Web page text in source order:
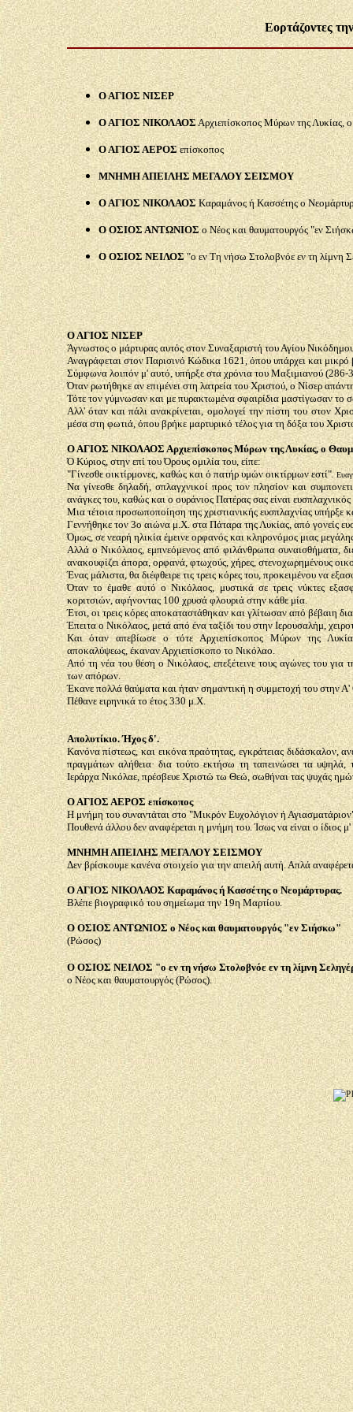
Εορτάζοντες
Ο ΑΓΙΟΣ ΝΙΣΕΡ
Ο ΑΓΙΟΣ ΝΙΚΟΛΑΟΣΑρχιεπίσκοπος Μύρων της Λυκίας,
Ο ΑΓΙΟΣ ΑΕΡΟΣεπίσκοπος
ΜΝΗΜΗ ΑΠΕΙΛΗΣ ΜΕΓΑΛΟΥ ΣΕΙΣΜΟΥ
Ο ΑΓΙΟΣ ΝΙΚΟΛΑΟΣΚαραμάνος ή Κασσέτης ο
Ο ΟΣΙΟΣ ΑΝΤΩΝΙΟΣο Νέος και θαυματουργός "εν
Ο ΟΣΙΟΣ ΝΕΙΛΟΣ"ο εν Tη νήσω Στολοβνόε εν τη λίμνη
Ο ΑΓΙΟΣ ΝΙΣΕΡ
Άγνωστος ο μάρτυρας αυτός στον Συναξαριστή του Αγίου
Αναγράφεται στον Παρισινό Κώδικα 1621, όπου υπάρχει και
Σύμφωνα λοιπόν μ' αυτό, υπήρξε στα χρόνια του Μαξιμιανού (286-
Όταν ρωτήθηκε αν επιμένει στη λατρεία του Χριστού, ο Νίσερ
Τότε τον γύμνωσαν και με πυρακτωμένα σφαιρίδια μαστίγωσαν το
Αλλ' όταν και πάλι ανακρίνεται, ομολογεί την πίστη του στον
μέσα στη φωτιά, όπου βρήκε μαρτυρικό τέλος για τη δόξα του
Ο ΑΓΙΟΣ ΝΙΚΟΛΑΟΣ Αρχιεπίσκοπος Μύρων της Λυκίας, ο
Ό Κύριος, στην επί του Όρους ομιλία του, είπε:
"Γίνεσθε οικτίρμονες, καθώς και ό πατήρ υμών οικτίρμων εστί".
Να γίνεσθε δηλαδή, σπλαγχνικοί προς τον πλησίον και
ανάγκες του, καθώς και ο ουράνιος Πατέρας σας είναι
Μια τέτοια προσωποποίηση της χριστιανικής ευσπλαχνίας υπήρξε
Γεννήθηκε τον 3ο αιώνα μ.Χ. στα Πάταρα της Λυκίας, από γονείς
Όμως, σε νεαρή ηλικία έμεινε ορφανός και κληρονόμος μιας
Αλλά ο Νικόλαος, εμπνεόμενος από φιλάνθρωπα συναισθήματα,
ανακουφίζει άπορα, ορφανά, φτωχούς, χήρες, στενοχωρημένους
Ένας μάλιστα, θα διέφθειρε τις τρεις κόρες του, προκειμένου να
Όταν το έμαθε αυτό ο Νικόλαος, μυστικά σε τρεις νύκτες
κοριτσιών, αφήνοντας 100 χρυσά φλουριά στην κάθε μία.
Έτσι, οι τρεις κόρες αποκαταστάθηκαν και γλίτωσαν από βέβαιη
Έπειτα ο Νικόλαος, μετά από ένα ταξίδι του στην Ιερουσαλήμ,
Και όταν απεβίωσε ο τότε Αρχιεπίσκοπος Μύρων της
αποκαλύψεως, έκαναν Αρχιεπίσκοπο το Νικόλαο.
Από τη νέα του θέση ο Νικόλαος, επεξέτεινε τους αγώνες του
των απόρων.
Έκανε πολλά θαύματα και ήταν σημαντική η συμμετοχή του στην
Πέθανε ειρηνικά το έτος 330 μ.Χ.
Απολυτίκιο. Ήχος δ'.
Κανόνα πίστεως, και εικόνα πραότητας, εγκράτειας διδάσκαλον,
πραγμάτων αλήθεια· δια τούτο εκτήσω τη ταπεινώσει τα υψηλά,
Ιεράρχα Νικόλαε, πρέσβευε Χριστώ τω Θεώ, σωθήναι τας ψυχάς
Ο ΑΓΙΟΣ ΑΕΡΟΣ επίσκοπος
Η μνήμη του συναντάται στο "Μικρόν Ευχολόγιον ή
Πουθενά άλλου δεν αναφέρεται η μνήμη του. Ίσως να είναι ο ίδιος
ΜΝΗΜΗ ΑΠΕΙΛΗΣ ΜΕΓΑΛΟΥ ΣΕΙΣΜΟΥ
Δεν βρίσκουμε κανένα στοιχείο για την απειλή αυτή. Απλά
Ο ΑΓΙΟΣ ΝΙΚΟΛΑΟΣ Καραμάνος ή Κασσέτης ο Νεομάρτυρας.
Βλέπε βιογραφικό του σημείωμα την 19η Μαρτίου.
Ο ΟΣΙΟΣ ΑΝΤΩΝΙΟΣ ο Νέος και θαυματουργός "εν Σιήσκω"
(Ρώσος)
Ο ΟΣΙΟΣ ΝΕΙΛΟΣ "ο εν τη νήσω Στολοβνόε εν τη λίμνη
ο Νέος και θαυματουργός (Ρώσος).